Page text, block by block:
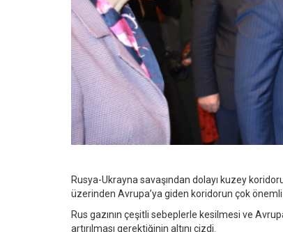
Rusya-Ukrayna savaşından dolayı kuzey
üzerinden Avrupa’ya giden koridorun çok
Rus gazının çeşitli sebeplerle kesilmesi ve
artırılması gerektiğinin altını çizdi.